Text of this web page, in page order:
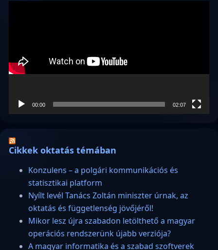
00:00 02:07
Cikkek oktatás témában
Konzulens – a polgári kommunikációs és
statisztikai platform
Nyílt levél Tanács Zoltán miniszter úrnak, az
oktatás és függetlenség jövőjéről!
Mikor lesz újra szabadon letölthető a magyar
operációs rendszerünk újabb verziója?
A magyar informatika és a szabad szoftverek